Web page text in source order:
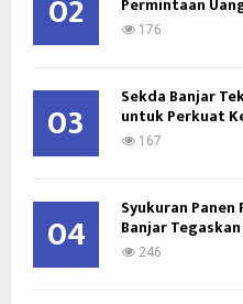
02 176
03 Sekda Banjar
untuk Perkuat
167
04 Syukuran
Banjar
246